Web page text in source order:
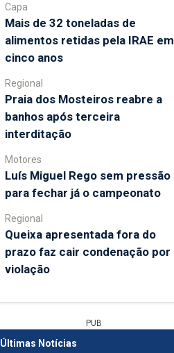
Capa
Mais de 32 toneladas de
alimentos retidas pela IRAE em
cinco anos
Regional
Praia dos Mosteiros reabre a
banhos após terceira
interditação
Motores
Luís Miguel Rego sem pressão
para fechar já o campeonato
Regional
Queixa apresentada fora do
prazo faz cair condenação por
violação
PUB
Últimas Notícias